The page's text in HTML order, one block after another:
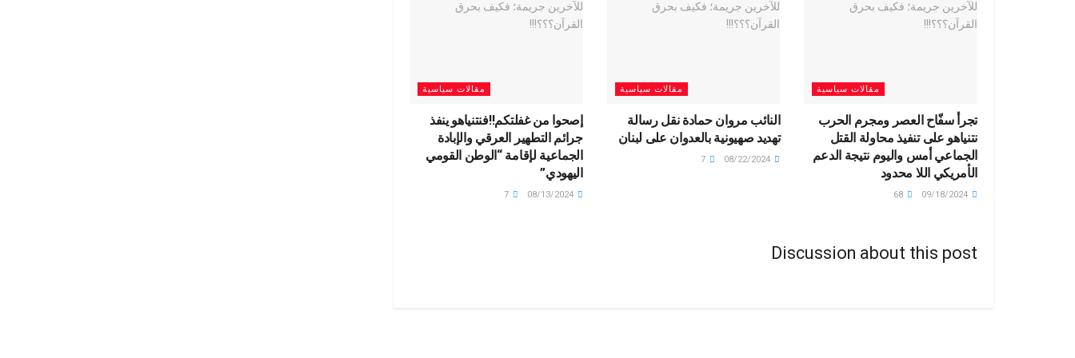
مقالات سياسية
تجرأ سفّاح العصر ومجرم الحرب
نتنياهو على تنفيذ محاولة القتل
الجماعي أمس واليوم نتيجة الدعم
الأمريكي اللا محدود
مقالات سياسية
النائب مروان حمادة نقل رسالة
تهديد صهيونية بالعدوان على لبنان
مقالات سياسية
إصحوا من غفلتكم‼️فنتنياهو ينفذ
جرائم التطهير العرقي والإبادة
الجماعية لإقامة “الوطن القومي
اليهودي”
08/13/2024
7
Discussion about this post